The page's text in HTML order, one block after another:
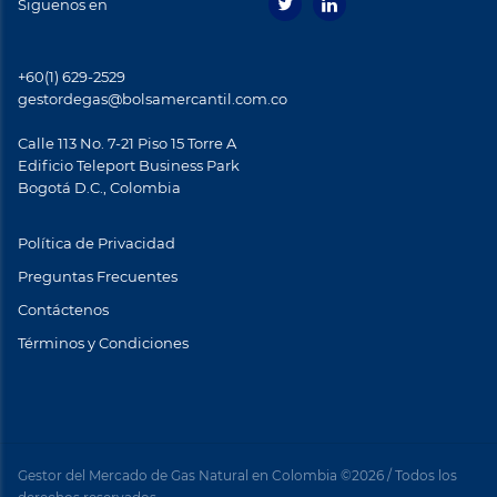
Siguenos en
+60(1) 629-2529
gestordegas@bolsamercantil.com.co
Calle 113 No. 7-21 Piso 15 Torre A
Ediﬁcio Teleport Business Park
Bogotá D.C., Colombia
Política de Privacidad
Preguntas Frecuentes
Contáctenos
Términos y Condiciones
Gestor del Mercado de Gas Natural en Colombia ©2026 / Todos los